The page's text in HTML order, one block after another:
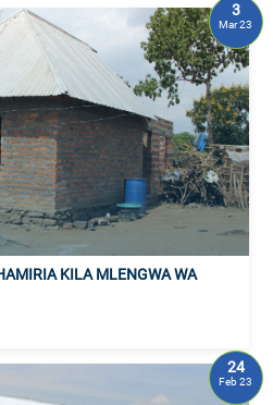
KILA MLENGWA WA
3
Mar 23
24
Feb 23